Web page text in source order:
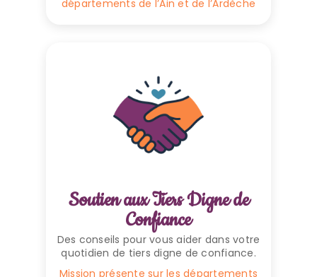
départements de l’Ain et de l’Ardèche
Soutien aux Tiers Digne de
Confiance
Des conseils pour vous aider dans votre
quotidien de tiers digne de confiance.
Mission présente sur les départements